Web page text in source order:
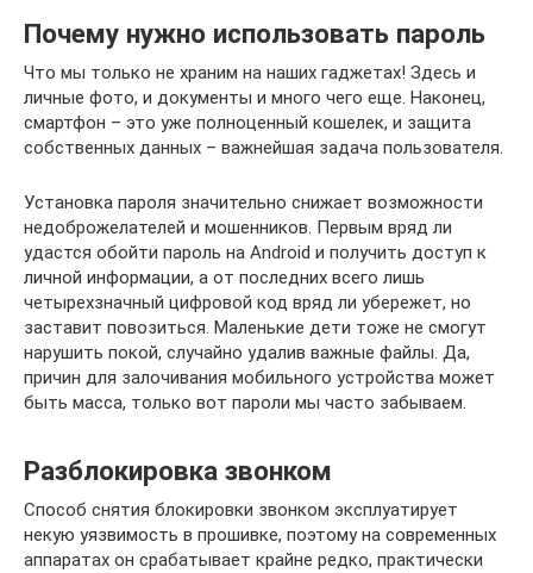
Почему нужно использовать пароль
Что мы только не храним на наших гаджетах! Здесь и
личные фото, и документы и много чего еще. Наконец,
смартфон – это уже полноценный кошелек, и защита
собственных данных – важнейшая задача пользователя.
Установка пароля значительно снижает возможности
недоброжелателей и мошенников. Первым вряд ли
удастся обойти пароль на Аndroid и получить доступ к
личной информации, а от последних всего лишь
четырехзначный цифровой код вряд ли убережет, но
заставит повозиться. Маленькие дети тоже не смогут
нарушить покой, случайно удалив важные файлы. Да,
причин для залочивания мобильного устройства может
быть масса, только вот пароли мы часто забываем.
Разблокировка звонком
Способ снятия блокировки звонком эксплуатирует
некую уязвимость в прошивке, поэтому на современных
аппаратах он срабатывает крайне редко, практически